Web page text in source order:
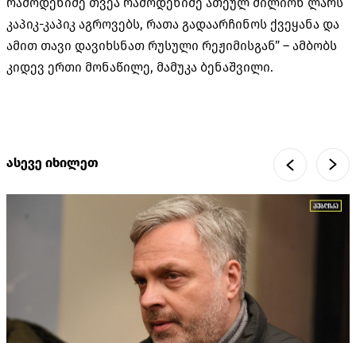
კაპიკ-კაპიკ აგროვებს, რათა გადაარჩინოს ქვეყანა და
ამით თავი დავიხსნათ რუსული რეჟიმისგან” – ამბობს
კიდევ ერთი მონაწილე, მამუკა ბენაშვილი.
ასევე იხილეთ